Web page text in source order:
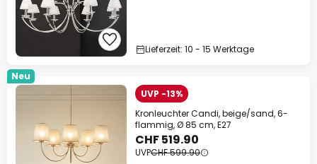
Lieferzeit: 10 - 15 Werktage
Neu
UVP -13%
Kronleuchter Candi, beige/sand, 6-
flammig, Ø 85 cm, E27
CHF 519.90
UVPCHF 599.90